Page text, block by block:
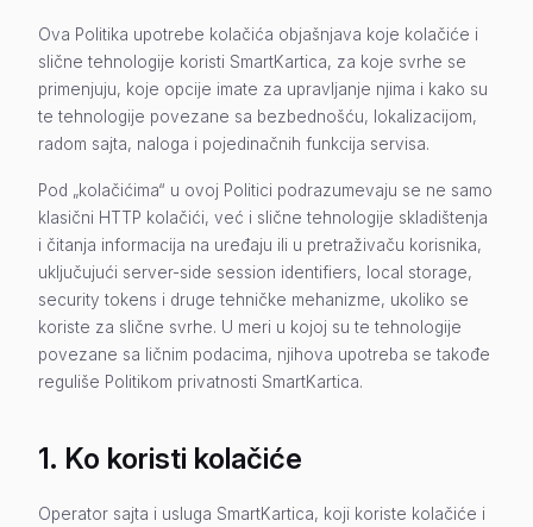
Ova Politika upotrebe kolačića objašnjava koje kolačiće i
slične tehnologije koristi SmartKartica, za koje svrhe se
primenjuju, koje opcije imate za upravljanje njima i kako su
te tehnologije povezane sa bezbednošću, lokalizacijom,
radom sajta, naloga i pojedinačnih funkcija servisa.
Pod „kolačićima“ u ovoj Politici podrazumevaju se ne samo
klasični HTTP kolačići, već i slične tehnologije skladištenja
i čitanja informacija na uređaju ili u pretraživaču korisnika,
uključujući server-side session identifiers, local storage,
security tokens i druge tehničke mehanizme, ukoliko se
koriste za slične svrhe. U meri u kojoj su te tehnologije
povezane sa ličnim podacima, njihova upotreba se takođe
reguliše Politikom privatnosti SmartKartica.
1. Ko koristi kolačiće
Operator sajta i usluga SmartKartica, koji koriste kolačiće i